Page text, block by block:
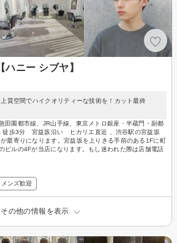
ニー シブヤ】
質空間でハイクオリティーな技術を！カット最終
田園都市線、JR山手線、東京メトロ銀座・半蔵門・副都
徒歩3分 宮益坂沿い ヒカリエ直近 、渋谷駅の宮益坂
最寄りになります。宮益坂を上りきる手前のある1Fに町
ビルの4Fが当店になります。もし迷われた際は店舗電話
メンズ歓迎
その他の情報を表示